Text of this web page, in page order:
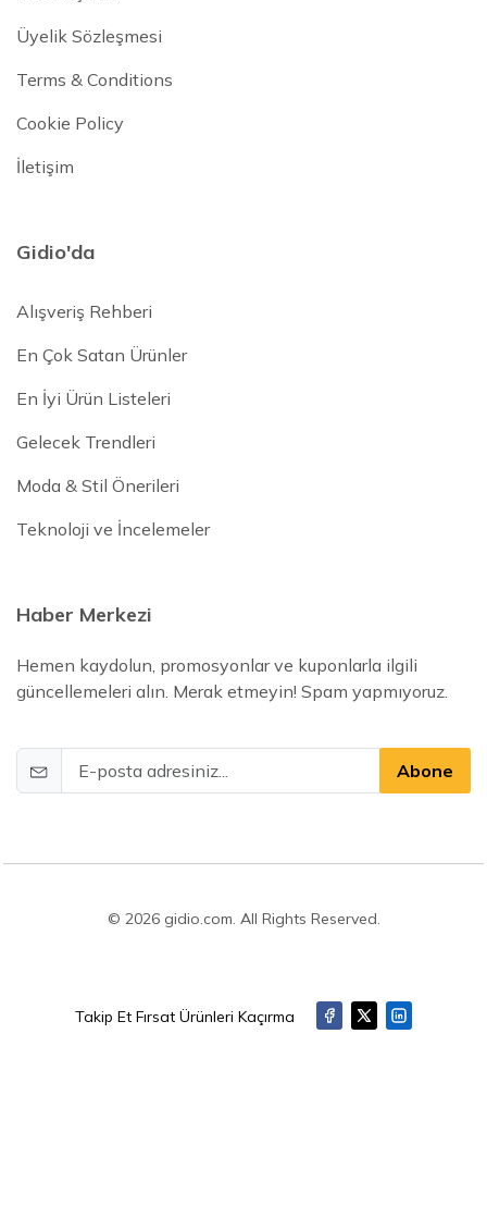
Üyelik Sözleşmesi
Terms & Conditions
Cookie Policy
İletişim
Gidio'da
Alışveriş Rehberi
En Çok Satan Ürünler
En İyi Ürün Listeleri
Gelecek Trendleri
Moda & Stil Önerileri
Teknoloji ve İncelemeler
Haber Merkezi
Hemen kaydolun, promosyonlar ve kuponlarla ilgili
güncellemeleri alın. Merak etmeyin! Spam yapmıyoruz.
Abone
© 2026 gidio.com. All Rights Reserved.
Takip Et Fırsat Ürünleri Kaçırma